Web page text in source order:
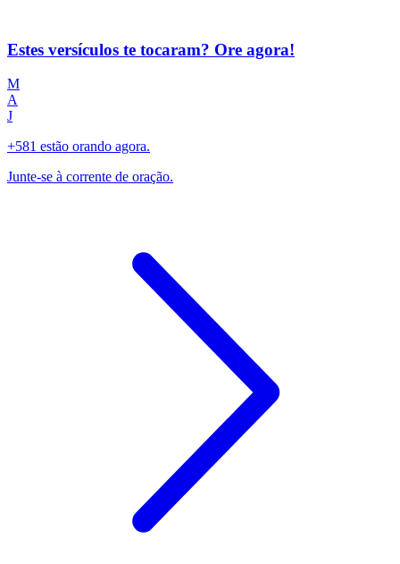
Estes versículos te tocaram? Ore agora!
M
A
J
+581 estão orando agora.
Junte-se à corrente de oração.